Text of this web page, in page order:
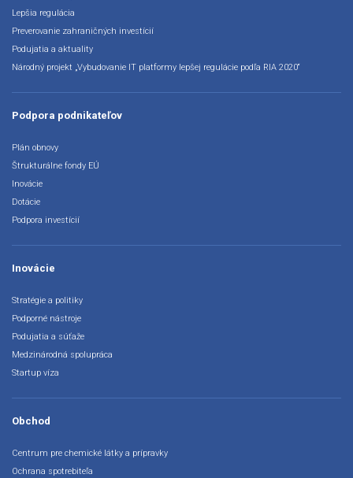
Lepšia regulácia
Preverovanie zahraničných investícií
Podujatia a aktuality
Národný projekt „Vybudovanie IT platformy lepšej regulácie podľa RIA 2020“
Podpora podnikateľov
Plán obnovy
Štrukturálne fondy EÚ
Inovácie
Dotácie
Podpora investícií
Inovácie
Stratégie a politiky
Podporné nástroje
Podujatia a súťaže
Medzinárodná spolupráca
Startup víza
Obchod
Centrum pre chemické látky a prípravky
Ochrana spotrebiteľa